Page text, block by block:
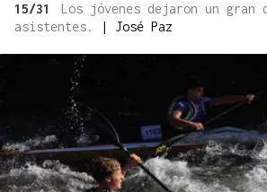
15/31
Los jóvenes dejaron un gran
asistentes.
| José Paz